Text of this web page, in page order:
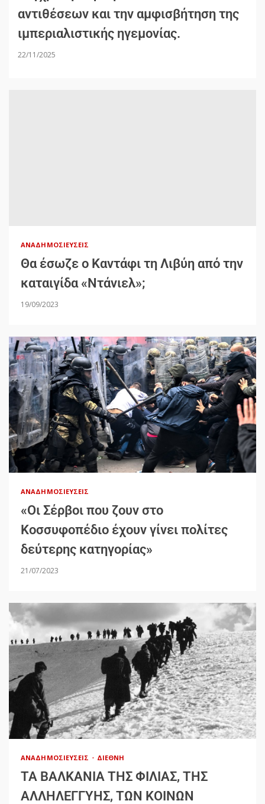
αντιθέσεων και την αμφισβήτηση της
ιμπεριαλιστικής ηγεμονίας.
22/11/2025
ΑΝΑΔΗΜΟΣΙΕΎΣΕΙΣ
Θα έσωζε ο Καντάφι τη Λιβύη από την
καταιγίδα «Ντάνιελ»;
19/09/2023
ΑΝΑΔΗΜΟΣΙΕΎΣΕΙΣ
«Οι Σέρβοι που ζουν στο
Κοσσυφοπέδιο έχουν γίνει πολίτες
δεύτερης κατηγορίας»
21/07/2023
ΑΝΑΔΗΜΟΣΙΕΎΣΕΙΣ ΔΙΕΘΝΉ
ΤΑ ΒΑΛΚΑΝΙΑ ΤΗΣ ΦΙΛΙΑΣ, ΤΗΣ
ΑΛΛΗΛΕΓΓΥΗΣ, ΤΩΝ ΚΟΙΝΩΝ